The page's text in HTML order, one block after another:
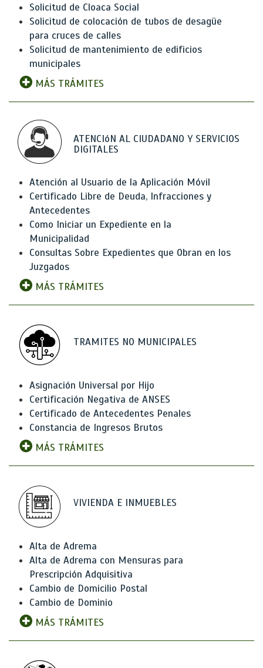
Solicitud de Cloaca Social
Solicitud de colocación de tubos de desagüe
para cruces de calles
Solicitud de mantenimiento de edificios
municipales
MÁS TRÁMITES
ATENCIóN AL CIUDADANO Y SERVICIOS
DIGITALES
Atención al Usuario de la Aplicación Móvil
Certificado Libre de Deuda, Infracciones y
Antecedentes
Como Iniciar un Expediente en la
Municipalidad
Consultas Sobre Expedientes que Obran en los
Juzgados
MÁS TRÁMITES
TRAMITES NO MUNICIPALES
Asignación Universal por Hijo
Certificación Negativa de ANSES
Certificado de Antecedentes Penales
Constancia de Ingresos Brutos
MÁS TRÁMITES
VIVIENDA E INMUEBLES
Alta de Adrema
Alta de Adrema con Mensuras para
Prescripción Adquisitiva
Cambio de Domicilio Postal
Cambio de Dominio
MÁS TRÁMITES